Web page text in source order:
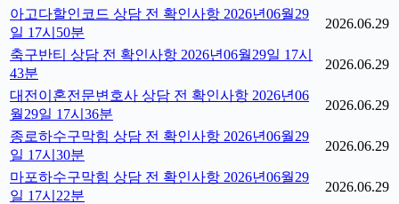
아고다할인코드 상담 전 확인사항 2026년06월29
일 17시50분
2026.06.29
축구반티 상담 전 확인사항 2026년06월29일 17시
43분
2026.06.29
대전이혼전문변호사 상담 전 확인사항 2026년06
월29일 17시36분
2026.06.29
종로하수구막힘 상담 전 확인사항 2026년06월29
일 17시30분
2026.06.29
마포하수구막힘 상담 전 확인사항 2026년06월29
일 17시22분
2026.06.29